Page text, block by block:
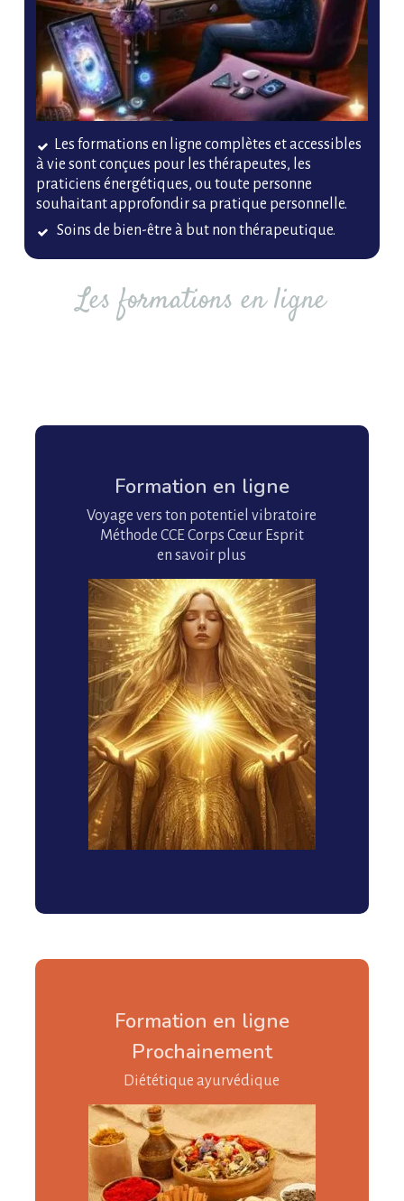
Les formations en ligne complètes et accessibles
à vie sont conçues pour les thérapeutes, les
praticiens énergétiques, ou toute personne
souhaitant approfondir sa pratique personnelle.
Soins de bien-être à but non thérapeutique.
Les formations en ligne
Formation en ligne
Voyage vers ton potentiel vibratoire
Méthode CCE Corps Cœur Esprit
en savoir plus
Formation en ligne
Prochainement
Diététique ayurvédique